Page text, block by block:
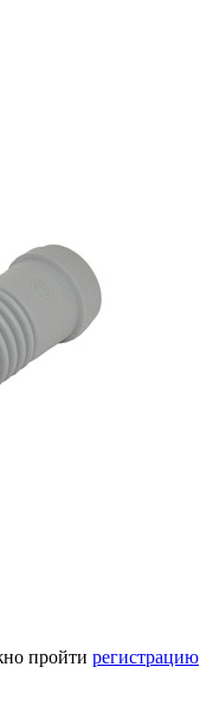
пройти регистрацию